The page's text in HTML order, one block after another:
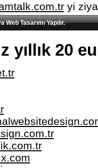
yi
Tasarımı Yapılır.
yıllık 20